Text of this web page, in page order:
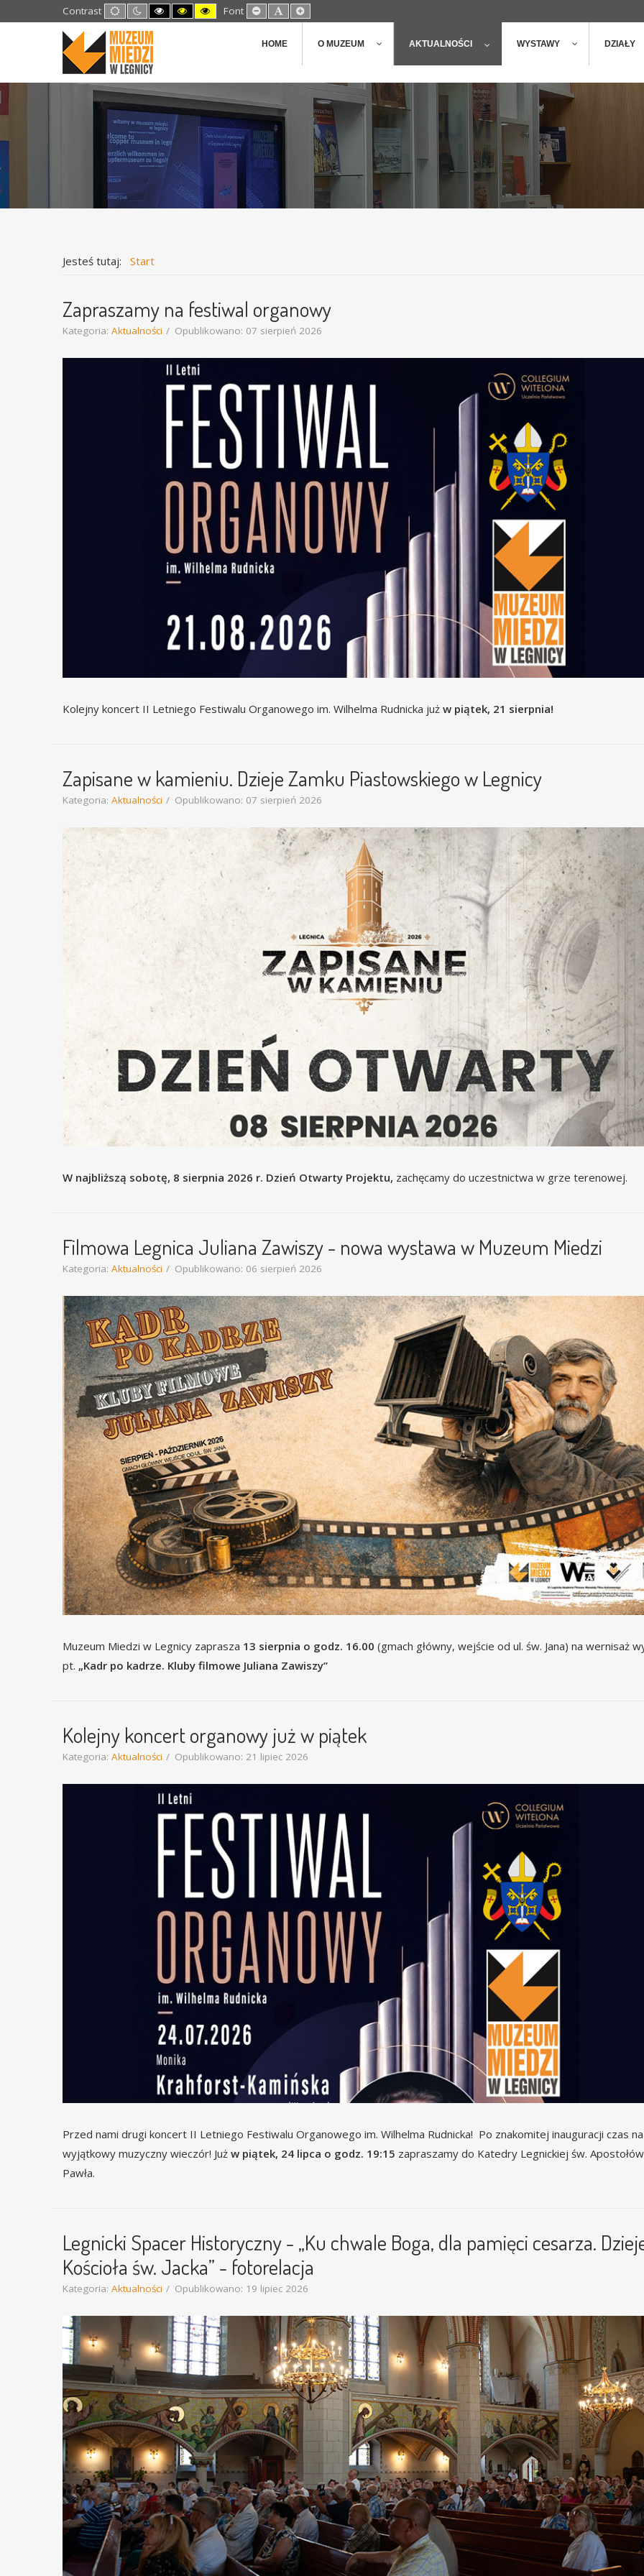
Contrast Default
mode
Night
mode
High
Contrast
High
Contrast
High
Contrast
Font Set
Smaller
Set
Default
Set
Larger
HOME O MUZEUM AKTUALNOŚCI WYSTAWY DZIAŁY
Jesteś tutaj: Start
Zapraszamy na festiwal organowy
Kategoria: Aktualności Opublikowano: 07 sierpień 2026
Kolejny koncert II Letniego Festiwalu Organowego im. Wilhelma Rudnicka już w piątek, 21 sierpnia!
Zapisane w kamieniu. Dzieje Zamku Piastowskiego w Legnicy
Kategoria: Aktualności Opublikowano: 07 sierpień 2026
W najbliższą sobotę, 8 sierpnia 2026 r. Dzień Otwarty Projektu, zachęcamy do uczestnictwa w grze terenowej.
Filmowa Legnica Juliana Zawiszy - nowa wystawa w Muzeum Miedzi
Kategoria: Aktualności Opublikowano: 06 sierpień 2026
Muzeum Miedzi w Legnicy zaprasza 13 sierpnia o godz. 16.00 (gmach główny, wejście od ul. św. Jana) na wernisaż
pt. „Kadr po kadrze. Kluby filmowe Juliana Zawiszy”
Kolejny koncert organowy już w piątek
Kategoria: Aktualności Opublikowano: 21 lipiec 2026
Przed nami drugi koncert II Letniego Festiwalu Organowego im. Wilhelma Rudnicka! Po znakomitej inauguracji czas
wyjątkowy muzyczny wieczór! Już w piątek, 24 lipca o godz. 19:15 zapraszamy do Katedry Legnickiej św.
Pawła.
Legnicki Spacer Historyczny - „Ku chwale Boga, dla pamięci cesarza.
Kościoła św. Jacka” - fotorelacja
Kategoria: Aktualności Opublikowano: 19 lipiec 2026